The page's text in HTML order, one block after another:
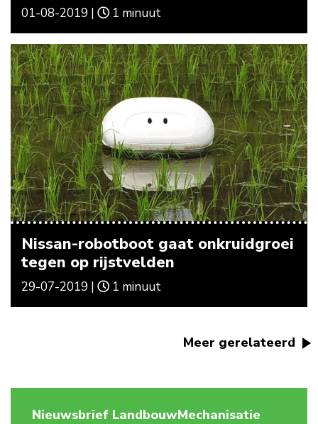
01-08-2019 | 1 minuut
Nissan-robotboot gaat onkruidgroei
tegen op rijstvelden
29-07-2019 | 1 minuut
Meer gerelateerd
Nieuwsbrief LandbouwMechanisatie